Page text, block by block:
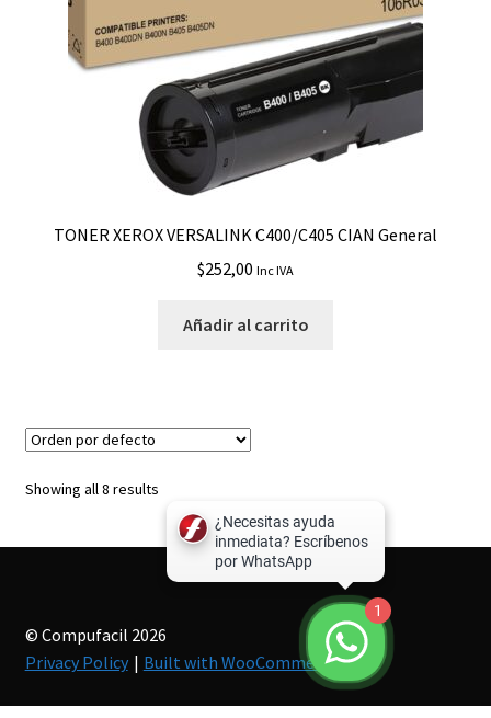
TONER XEROX VERSALINK C400/C405 CIAN General
$252,00 Inc IVA
Añadir al carrito
Showing all 8 results
© Compufacil 2026
Privacy Policy
Built with WooCommerce.
1